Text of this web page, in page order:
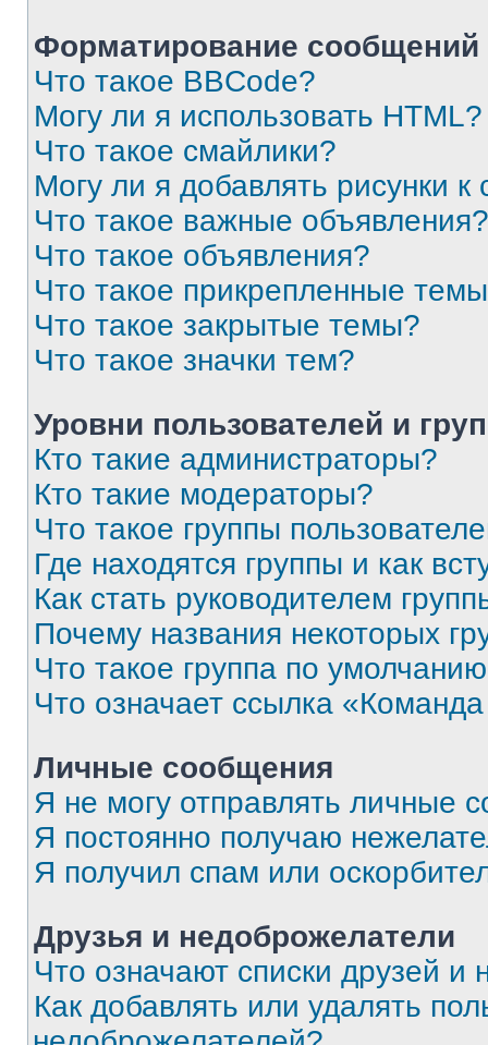
Форматирование
Что такое BBCode?
Могу ли я использовать HTML?
Что такое смайлики?
Могу ли я добавлять рисунки
Что такое важные объявления?
Что такое объявления?
Что такое прикрепленные
Что такое закрытые темы?
Что такое значки тем?
Уровни пользователей и
Кто такие администраторы?
Кто такие модераторы?
Что такое группы
Где находятся группы и как
Как стать руководителем
Почему названия некоторых
Что такое группа по
Что означает ссылка
Личные сообщения
Я не могу отправлять личные
Я постоянно получаю
Я получил спам или
Друзья и недоброжелатели
Что означают списки друзей и
Как добавлять или удалять